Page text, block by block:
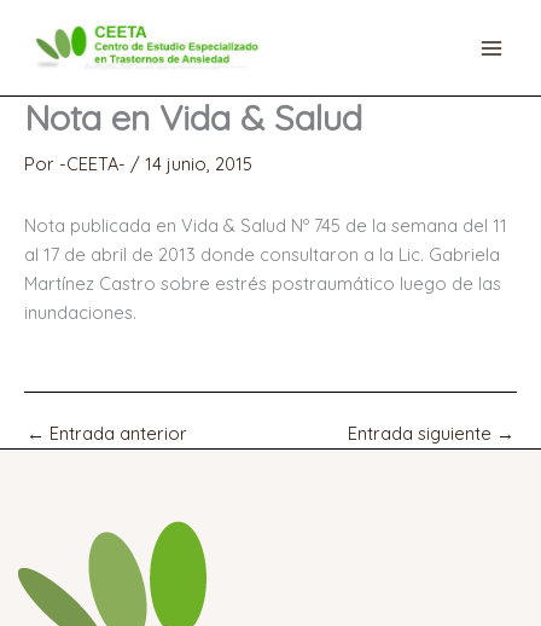
contenido
Nota en Vida & Salud
Por -CEETA- / 14 junio, 2015
Nota publicada en Vida & Salud Nº 745 de la semana del 11
al 17 de abril de 2013 donde consultaron a la Lic. Gabriela
Martínez Castro sobre estrés postraumático luego de las
inundaciones.
← Entrada anterior Entrada siguiente →